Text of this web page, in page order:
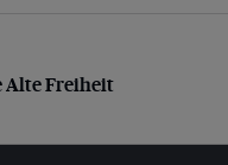
Freiheit
Alte Freiheit